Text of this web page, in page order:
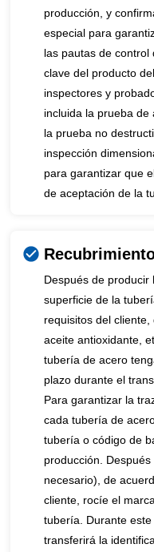
producción, y
especial para
las pautas de
clave del producto
inspectores y
incluida la prueba de
la prueba no
inspección
para garantizar que
de aceptación de la
Después de
superficie de la
requisitos del
aceite antioxidante,
tubería de acero
plazo durante el
Para garantizar la
cada tubería de
tubería o código de
producción.
necesario), de
cliente, rocíe el
tubería. Durante
transferirá la